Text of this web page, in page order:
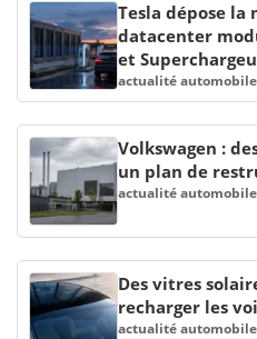
Tesla dépose la
datacenter
et
actualité automobile
Volkswagen :
un plan de
actualité automobile
Des vitres
recharger les
actualité automobile